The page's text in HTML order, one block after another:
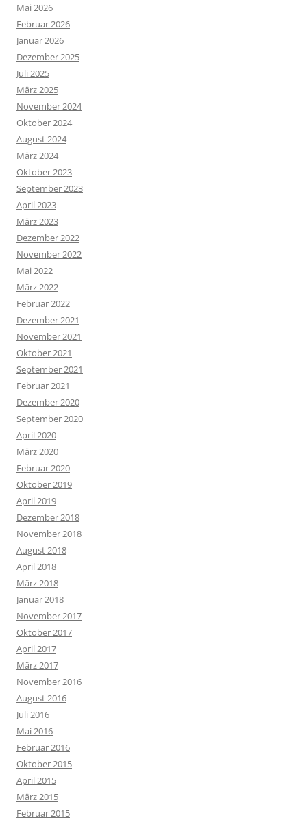
Mai 2026
Februar 2026
Januar 2026
Dezember 2025
Juli 2025
März 2025
November 2024
Oktober 2024
August 2024
März 2024
Oktober 2023
September 2023
April 2023
März 2023
Dezember 2022
November 2022
Mai 2022
März 2022
Februar 2022
Dezember 2021
November 2021
Oktober 2021
September 2021
Februar 2021
Dezember 2020
September 2020
April 2020
März 2020
Februar 2020
Oktober 2019
April 2019
Dezember 2018
November 2018
August 2018
April 2018
März 2018
Januar 2018
November 2017
Oktober 2017
April 2017
März 2017
November 2016
August 2016
Juli 2016
Mai 2016
Februar 2016
Oktober 2015
April 2015
März 2015
Februar 2015